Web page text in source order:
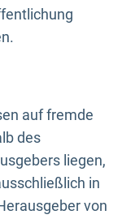
auf fremde
des
liegen,
in
von